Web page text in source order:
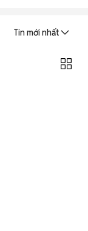
Tin mới nhất